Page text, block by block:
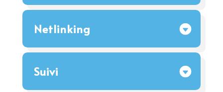
Netlinking
Suivi